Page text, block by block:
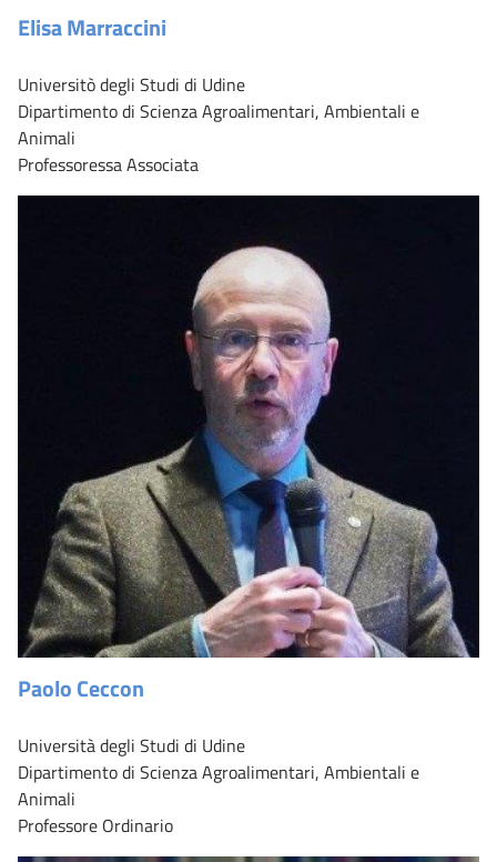
Elisa Marraccini
Universitò degli Studi di Udine
Dipartimento di Scienza Agroalimentari, Ambientali e
Animali
Professoressa Associata
Paolo Ceccon
Università degli Studi di Udine
Dipartimento di Scienza Agroalimentari, Ambientali e
Animali
Professore Ordinario